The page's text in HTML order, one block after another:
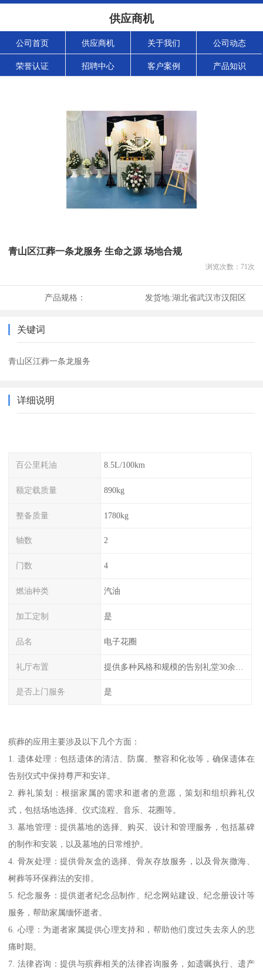
供应商机
公司首页 供应商机 关于我们 公司动态
荣誉认证 招聘中心 客户案例 产品知识
青山区江葬一条龙服务 生命之源 场地合规
浏览次数： 71次
产品规格： 发货地:湖北省武汉市汉阳区
关键词
青山区江葬一条龙服务
详细说明
百公里耗油 8.5L/100km
额定载质量 890kg
整备质量 1780kg
轴数 2
门数 4
燃油种类 汽油
加工定制 是
品名 电子花圈
礼厅布置
是否上门服务 是
殡葬的应用主要涉及以下几个方面：
1. 遗体处理：包括遗体的清洁、防腐、整容和化妆等，确保遗体在
告别仪式中保持尊严和安详。
2. 葬礼策划：根据家属的需求和逝者的意愿，策划和组织葬礼仪
式，包括场地选择、仪式流程、音乐、花圈等。
3. 墓地管理：提供墓地的选择、购买、设计和管理服务，包括墓碑
的制作和安装，以及墓地的日常维护。
4. 骨灰处理：提供骨灰盒的选择、骨灰存放服务，以及骨灰撒海、
树葬等环保葬法的安排。
5. 纪念服务：提供逝者纪念品制作、纪念网站建设、纪念册设计等
服务，帮助家属缅怀逝者。
6. 心理：为逝者家属提供心理支持和，帮助他们度过失去亲人的悲
痛时期。
7. 法律咨询：提供与殡葬相关的法律咨询服务，如遗嘱执行、遗产